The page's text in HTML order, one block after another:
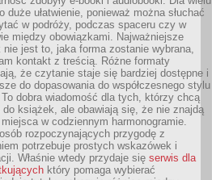
duże ułatwienie, ponieważ można słuchać
w podróży, podczas spaceru czy w
między obowiązkami. Najważniejsze
nie jest to, jaka forma zostanie wybrana,
kontakt z treścią. Różne formaty
że czytanie staje się bardziej dostępne i
do dopasowania do współczesnego stylu
dobra wiadomość dla tych, którzy chcą
do książek, ale obawiają się, że nie znajdą
w codziennym harmonogramie.
rozpoczynających przygodę z
potrzebuje prostych wskazówek i
Właśnie wtedy przydaje się serwis dla
który pomaga wybierać